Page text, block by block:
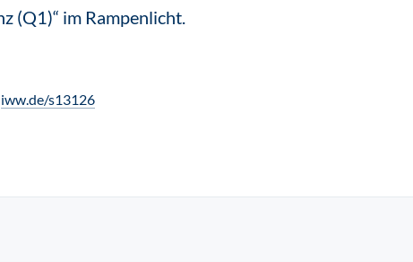
(Q1)“ im Rampenlicht.
iww.de/s13126